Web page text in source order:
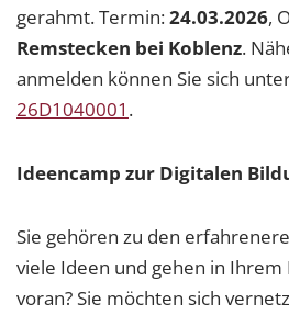
gerahmt. Termin:24.03.2026,
Remstecken bei Koblenz.
anmelden können Sie sich
26D1040001 .
Ideencamp zur Digitalen
Sie gehören zu den
viele Ideen und gehen in Ihrem
voran? Sie möchten sich